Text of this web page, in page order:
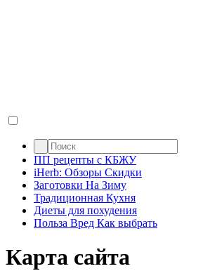
ПП рецепты с КБЖУ
iHerb: Обзоры Скидки
Заготовки На Зиму
Традиционная Кухня
Диеты для похудения
Польза Вред Как выбрать
Карта сайта